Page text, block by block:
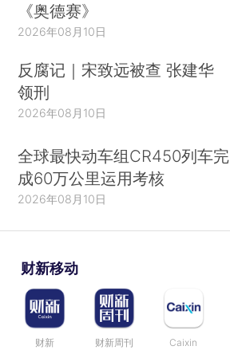
《奥德赛》
2026年08月10日
反腐记｜宋致远被查 张建华
领刑
2026年08月10日
全球最快动车组CR450列车完
成60万公里运用考核
2026年08月10日
财新移动
财新 财新周刊 Caixin